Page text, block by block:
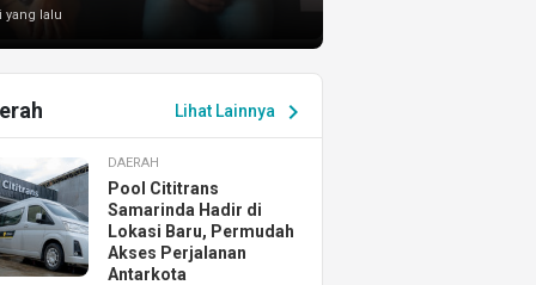
yang lalu
Lihat Lainnya chevron_right
DAERAH
Pool Cititrans
Samarinda Hadir di
Lokasi Baru, Permudah
Akses Perjalanan
Antarkota